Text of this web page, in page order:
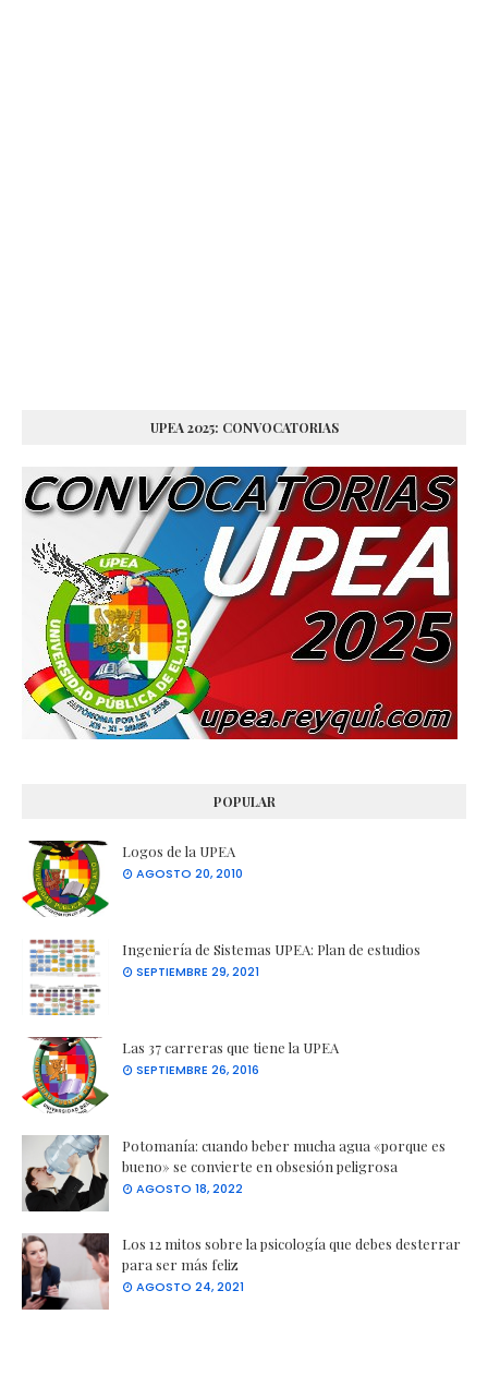
UPEA 2025: CONVOCATORIAS
POPULAR
Logos de la UPEA
AGOSTO 20, 2010
Ingeniería de Sistemas UPEA: Plan de estudios
SEPTIEMBRE 29, 2021
Las 37 carreras que tiene la UPEA
SEPTIEMBRE 26, 2016
Potomanía: cuando beber mucha agua «porque es
bueno» se convierte en obsesión peligrosa
AGOSTO 18, 2022
Los 12 mitos sobre la psicología que debes desterrar
para ser más feliz
AGOSTO 24, 2021